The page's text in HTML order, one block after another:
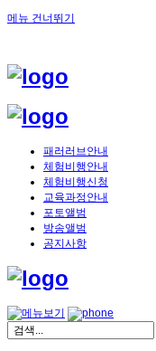
메뉴 건너뛰기
패러러브안내
체험비행안내
체험비행신청
교육과정안내
포토앨범
방송앨범
공지사항